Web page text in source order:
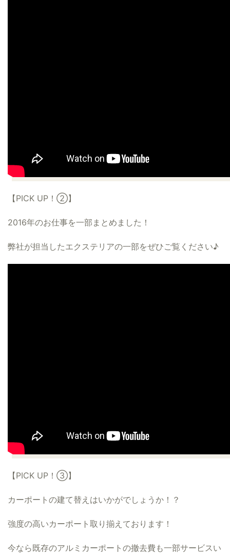
【PICK UP！②】
2016年のお仕事を一部まとめました！
弊社が担当したエクステリアの一部をぜひご覧ください♪
【PICK UP！③】
カーポートの建て替えはいかがでしょうか！？
強度の高いカーポート取り揃えております！
今なら既存のアルミカーポートの撤去費も一部サービスい